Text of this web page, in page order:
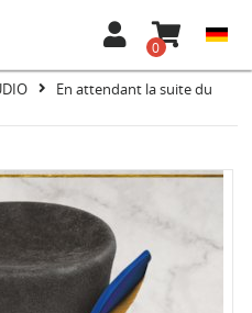
0
En attendant la suite du